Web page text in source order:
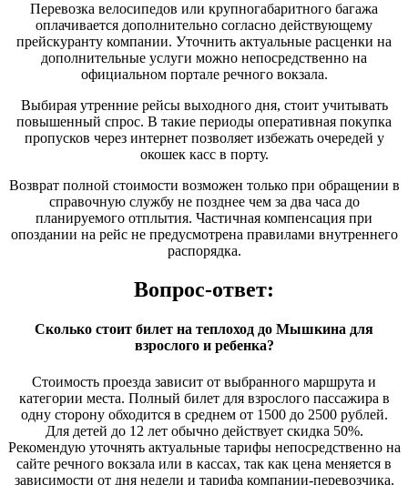
Перевозка велосипедов или крупногабаритного багажа
оплачивается дополнительно согласно действующему
прейскуранту компании. Уточнить актуальные расценки на
дополнительные услуги можно непосредственно на
официальном портале речного вокзала.
Выбирая утренние рейсы выходного дня, стоит учитывать
повышенный спрос. В такие периоды оперативная покупка
пропусков через интернет позволяет избежать очередей у
окошек касс в порту.
Возврат полной стоимости возможен только при обращении в
справочную службу не позднее чем за два часа до
планируемого отплытия. Частичная компенсация при
опоздании на рейс не предусмотрена правилами внутреннего
распорядка.
Вопрос-ответ:
Сколько стоит билет на теплоход до Мышкина для
взрослого и ребенка?
Стоимость проезда зависит от выбранного маршрута и
категории места. Полный билет для взрослого пассажира в
одну сторону обходится в среднем от 1500 до 2500 рублей.
Для детей до 12 лет обычно действует скидка 50%.
Рекомендую уточнять актуальные тарифы непосредственно на
сайте речного вокзала или в кассах, так как цена меняется в
зависимости от дня недели и тарифа компании-перевозчика.